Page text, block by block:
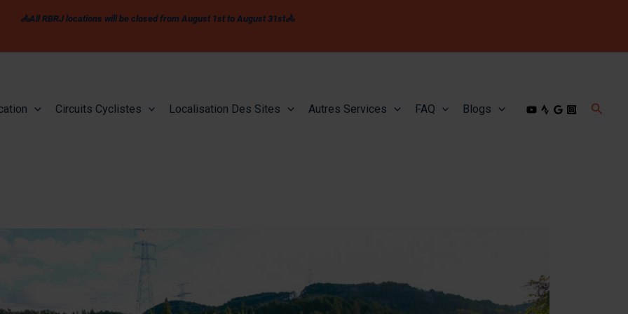
🚴All RBRJ locations will be closed from August 1st to August 31st🚴
Circuits Cyclistes Localisation Des Sites Autres Services FAQ Blogs